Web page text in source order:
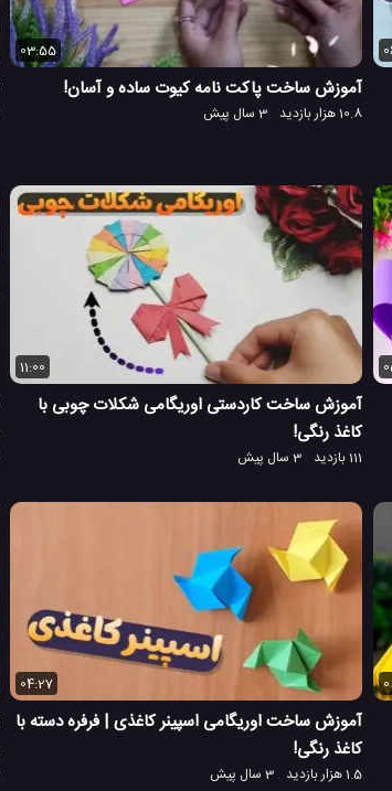
03:55
آموزش ساخت پاکت نامه کیوت ساده و آسان!
10.8 هزار بازدید 3 سال پیش
11:00
آموزش ساخت کاردستی اوریگامی شکلات چوبی با
کاغذ رنگی!
111 بازدید 3 سال پیش
04:27
آموزش ساخت اوریگامی اسپینر کاغذی | فرفره دسته با
کاغذ رنگی!
1.5 هزار بازدید 3 سال پیش